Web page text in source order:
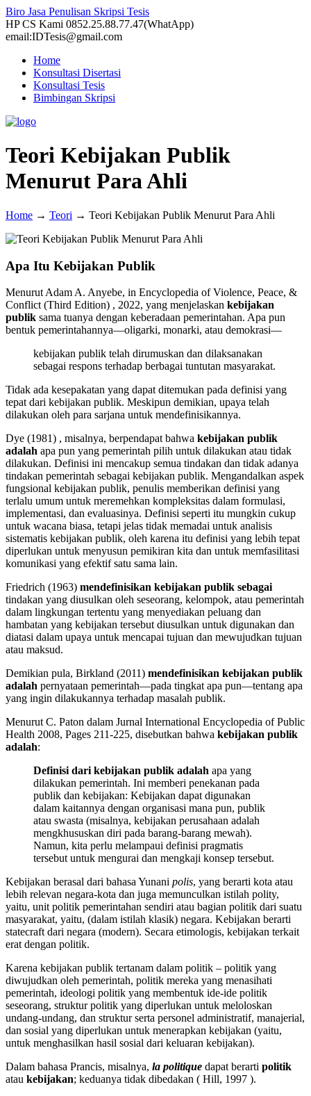
Biro Jasa Penulisan Skripsi Tesis
HP CS Kami 0852.25.88.77.47(WhatApp)
email:IDTesis@gmail.com
Home
Konsultasi Disertasi
Konsultasi Tesis
Bimbingan Skripsi
Teori Kebijakan Publik
Menurut Para Ahli
Home → Teori → Teori Kebijakan Publik Menurut Para Ahli
Apa Itu Kebijakan Publik
Menurut Adam A. Anyebe, in Encyclopedia of Violence, Peace, &
Conflict (Third Edition) , 2022, yang menjelaskan kebijakan
publik sama tuanya dengan keberadaan pemerintahan. Apa pun
bentuk pemerintahannya—oligarki, monarki, atau demokrasi—
kebijakan publik telah dirumuskan dan dilaksanakan
sebagai respons terhadap berbagai tuntutan masyarakat.
Tidak ada kesepakatan yang dapat ditemukan pada definisi yang
tepat dari kebijakan publik. Meskipun demikian, upaya telah
dilakukan oleh para sarjana untuk mendefinisikannya.
Dye (1981) , misalnya, berpendapat bahwa kebijakan publik
adalah apa pun yang pemerintah pilih untuk dilakukan atau tidak
dilakukan. Definisi ini mencakup semua tindakan dan tidak adanya
tindakan pemerintah sebagai kebijakan publik. Mengandalkan aspek
fungsional kebijakan publik, penulis memberikan definisi yang
terlalu umum untuk meremehkan kompleksitas dalam formulasi,
implementasi, dan evaluasinya. Definisi seperti itu mungkin cukup
untuk wacana biasa, tetapi jelas tidak memadai untuk analisis
sistematis kebijakan publik, oleh karena itu definisi yang lebih tepat
diperlukan untuk menyusun pemikiran kita dan untuk memfasilitasi
komunikasi yang efektif satu sama lain.
Friedrich (1963) mendefinisikan kebijakan publik sebagai
tindakan yang diusulkan oleh seseorang, kelompok, atau pemerintah
dalam lingkungan tertentu yang menyediakan peluang dan
hambatan yang kebijakan tersebut diusulkan untuk digunakan dan
diatasi dalam upaya untuk mencapai tujuan dan mewujudkan tujuan
atau maksud.
Demikian pula, Birkland (2011) mendefinisikan kebijakan publik
adalah pernyataan pemerintah—pada tingkat apa pun—tentang apa
yang ingin dilakukannya terhadap masalah publik.
Menurut C. Paton dalam Jurnal International Encyclopedia of Public
Health 2008, Pages 211-225, disebutkan bahwa kebijakan publik
adalah:
Definisi dari kebijakan publik adalah apa yang
dilakukan pemerintah. Ini memberi penekanan pada
publik dan kebijakan: Kebijakan dapat digunakan
dalam kaitannya dengan organisasi mana pun, publik
atau swasta (misalnya, kebijakan perusahaan adalah
mengkhususkan diri pada barang-barang mewah).
Namun, kita perlu melampaui definisi pragmatis
tersebut untuk mengurai dan mengkaji konsep tersebut.
Kebijakan berasal dari bahasa Yunani polis, yang berarti kota atau
lebih relevan negara-kota dan juga memunculkan istilah polity,
yaitu, unit politik pemerintahan sendiri atau bagian politik dari suatu
masyarakat, yaitu, (dalam istilah klasik) negara. Kebijakan berarti
statecraft dari negara (modern). Secara etimologis, kebijakan terkait
erat dengan politik.
Karena kebijakan publik tertanam dalam politik – politik yang
diwujudkan oleh pemerintah, politik mereka yang menasihati
pemerintah, ideologi politik yang membentuk ide-ide politik
seseorang, struktur politik yang diperlukan untuk meloloskan
undang-undang, dan struktur serta personel administratif, manajerial,
dan sosial yang diperlukan untuk menerapkan kebijakan (yaitu,
untuk menghasilkan hasil sosial dari keluaran kebijakan).
Dalam bahasa Prancis, misalnya, la politique dapat berarti politik
atau kebijakan; keduanya tidak dibedakan ( Hill, 1997 ).